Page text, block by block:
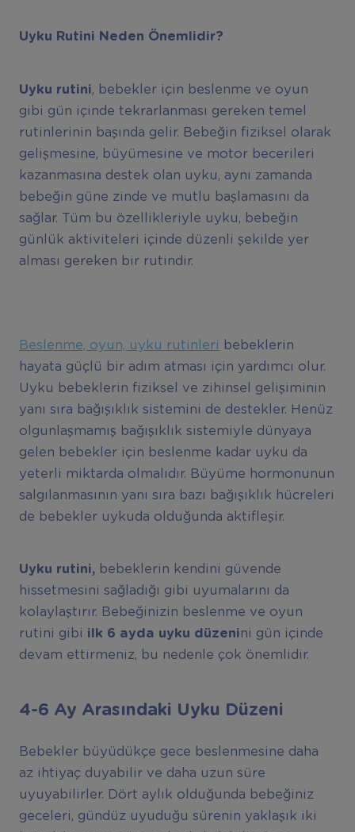
Uyku Rutini Neden Önemlidir?
Uyku rutini, bebekler için beslenme ve oyun
gibi gün içinde tekrarlanması gereken temel
rutinlerinin başında gelir. Bebeğin fiziksel olarak
gelişmesine, büyümesine ve motor becerileri
kazanmasına destek olan uyku, aynı zamanda
bebeğin güne zinde ve mutlu başlamasını da
sağlar. Tüm bu özellikleriyle uyku, bebeğin
günlük aktiviteleri içinde düzenli şekilde yer
alması gereken bir rutindir.
Beslenme, oyun, uyku rutinleri
bebeklerin
hayata güçlü bir adım atması için yardımcı olur.
Uyku bebeklerin fiziksel ve zihinsel gelişiminin
yanı sıra bağışıklık sistemini de destekler. Henüz
olgunlaşmamış bağışıklık sistemiyle dünyaya
gelen bebekler için beslenme kadar uyku da
yeterli miktarda olmalıdır. Büyüme hormonunun
salgılanmasının yanı sıra bazı bağışıklık hücreleri
de bebekler uykuda olduğunda aktifleşir.
Uyku rutini,bebeklerin kendini güvende
hissetmesini sağladığı gibi uyumalarını da
kolaylaştırır. Bebeğinizin beslenme ve oyun
rutini gibi ilk 6 ayda uyku düzenini gün içinde
devam ettirmeniz, bu nedenle çok önemlidir.
4-6 Ay Arasındaki Uyku Düzeni
Bebekler büyüdükçe gece beslenmesine daha
az ihtiyaç duyabilir ve daha uzun süre
uyuyabilirler. Dört aylık olduğunda bebeğiniz
geceleri, gündüz uyuduğu sürenin yaklaşık iki